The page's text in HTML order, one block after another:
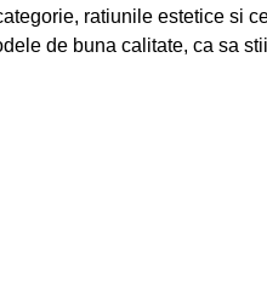
ratiunile estetice si
de buna calitate, ca sa